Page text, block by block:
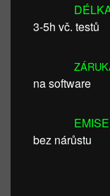
3-5h vč. testů
na software
EMISE
bez nárůstu